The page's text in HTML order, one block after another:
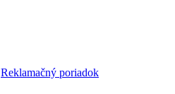
Reklamačný poriadok